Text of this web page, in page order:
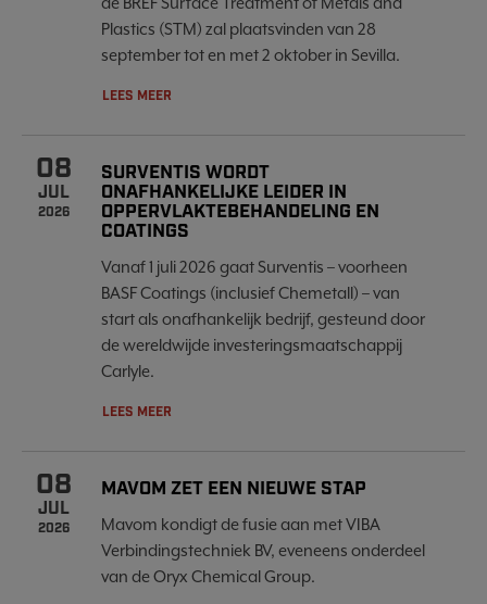
Plastics (STM) zal plaatsvinden van 28
september tot en met 2 oktober in Sevilla.
LEES MEER
08
JUL
2026
SURVENTIS WORDT
ONAFHANKELIJKE LEIDER IN
OPPERVLAKTEBEHANDELING EN
COATINGS
Vanaf 1 juli 2026 gaat Surventis – voorheen
BASF Coatings (inclusief Chemetall) – van
start als onafhankelijk bedrijf, gesteund door
de wereldwijde investeringsmaatschappij
Carlyle.
LEES MEER
08
JUL
2026
MAVOM ZET EEN NIEUWE STAP
Mavom kondigt de fusie aan met VIBA
Verbindingstechniek BV, eveneens onderdeel
van de Oryx Chemical Group.